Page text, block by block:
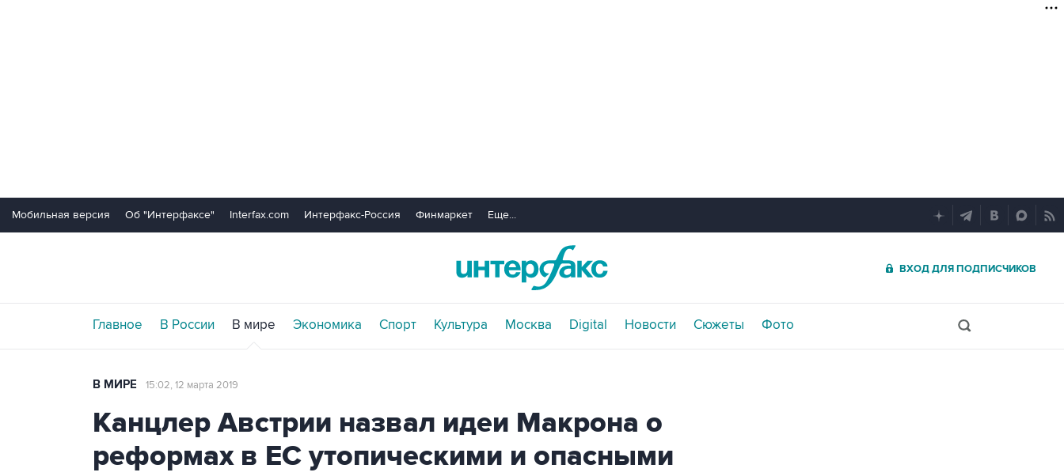
Мобильная версия Об "Интерфаксе" Interfax.com Интерфакс-Россия Финмаркет Еще...
ВХОД ДЛЯ ПОДПИСЧИКОВ
Главное В России В мире Экономика Спорт Культура Москва Digital Новости Сюжеты Фото
В МИРЕ 15:02, 12 марта 2019
Канцлер Австрии назвал идеи Макрона о
реформах в ЕС утопическими и опасными